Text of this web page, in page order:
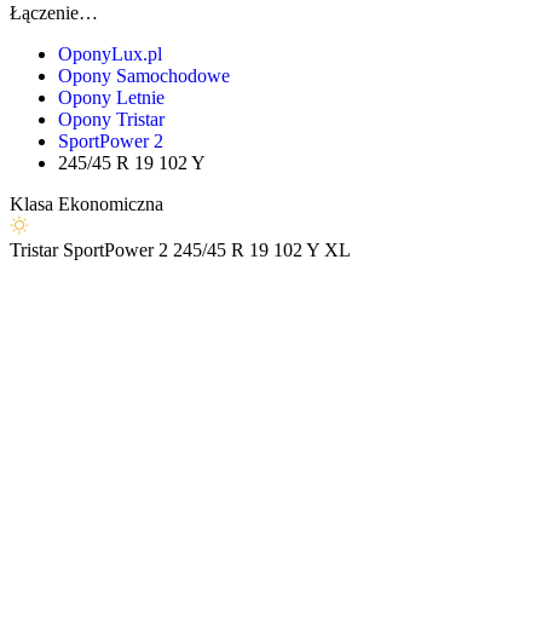
Łączenie…
OponyLux.pl
Opony Samochodowe
Opony Letnie
Opony Tristar
SportPower 2
245/45 R 19 102 Y
Klasa Ekonomiczna
Tristar SportPower 2 245/45 R 19 102 Y XL